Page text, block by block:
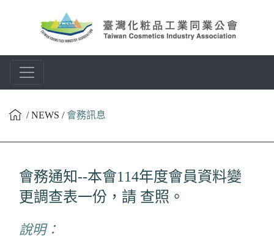
/ NEWS / 會務訊息
會務通知--本會114年度會員資料變
更調查表一份，請 查照。
說明：